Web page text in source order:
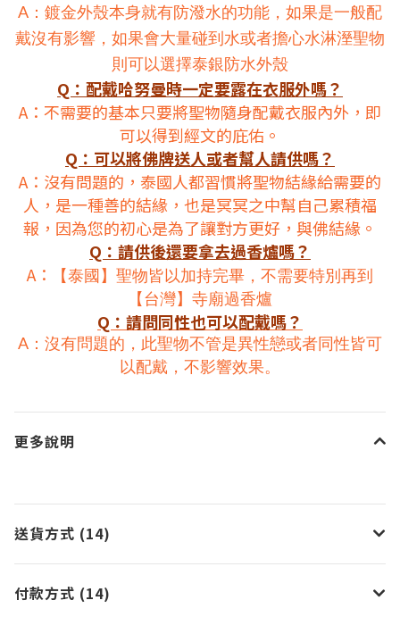
A：鍍金外殼本身就有防潑水的功能，如果是一般配
戴沒有影響，如果會大量碰到水或者擔心水淋溼聖物
則可以選擇泰銀防水外殼
Q：配戴哈努曼時一定要露在衣服外嗎？
A：不需要的基本只要將聖物隨身配戴衣服內外，即
可以得到經文的庇佑。
Q：可以將佛牌送人或者幫人請供嗎？
A：沒有問題的，泰國人都習慣將聖物結緣給需要的
人，是一種善的結緣，也是冥冥之中幫自己累積福
報，因為您的初心是為了讓對方更好，與佛結緣。
Q：請供後還要拿去過香爐嗎？
A：
【泰國】聖物皆以加持完畢，不需要特別再到
【台灣】寺廟過香爐
Q：請問同性也可以配戴嗎？
A：沒有問題的，此聖物不管是異性戀或者同性皆可
以配戴，不影響效果。
更多說明
送貨方式 (14)
付款方式 (14)